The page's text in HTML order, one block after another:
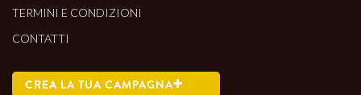
TERMINI E CONDIZIONI
CONTATTI
CREA LA TUA CAMPAGNA